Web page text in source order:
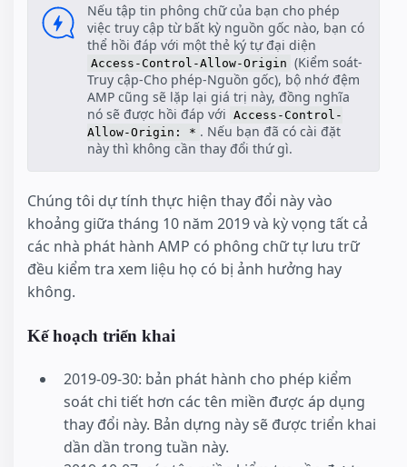
Nếu tập tin phông chữ của bạn cho phép
việc truy cập từ bất kỳ nguồn gốc nào, bạn có
thể hồi đáp với một thẻ ký tự đại diện
Access-Control-Allow-Origin (Kiểm soát-
Truy cập-Cho phép-Nguồn gốc), bộ nhớ đệm
AMP cũng sẽ lặp lại giá trị này, đồng nghĩa
nó sẽ được hồi đáp với Access-Control-
Allow-Origin: * . Nếu bạn đã có cài đặt
này thì không cần thay đổi thứ gì.
Chúng tôi dự tính thực hiện thay đổi này vào
khoảng giữa tháng 10 năm 2019 và kỳ vọng tất cả
các nhà phát hành AMP có phông chữ tự lưu trữ
đều kiểm tra xem liệu họ có bị ảnh hưởng hay
không.
Kế hoạch triển khai
2019-09-30: bản phát hành cho phép kiểm
soát chi tiết hơn các tên miền được áp dụng
thay đổi này. Bản dựng này sẽ được triển khai
dần dần trong tuần này.